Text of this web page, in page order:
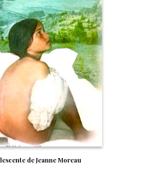
de Jeanne Moreau